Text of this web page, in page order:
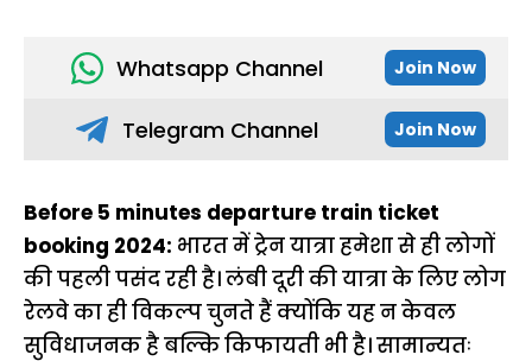
Whatsapp Channel Join Now
Telegram Channel Join Now
Before 5 minutes departure train ticket
booking 2024: भारत में ट्रेन यात्रा हमेशा से ही लोगों
की पहली पसंद रही है। लंबी दूरी की यात्रा के लिए लोग
रेलवे का ही विकल्प चुनते हैं क्योंकि यह न केवल
सुविधाजनक है बल्कि किफायती भी है। सामान्यतः